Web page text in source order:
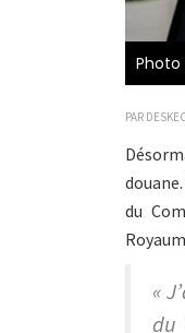
PAR
du
«
du